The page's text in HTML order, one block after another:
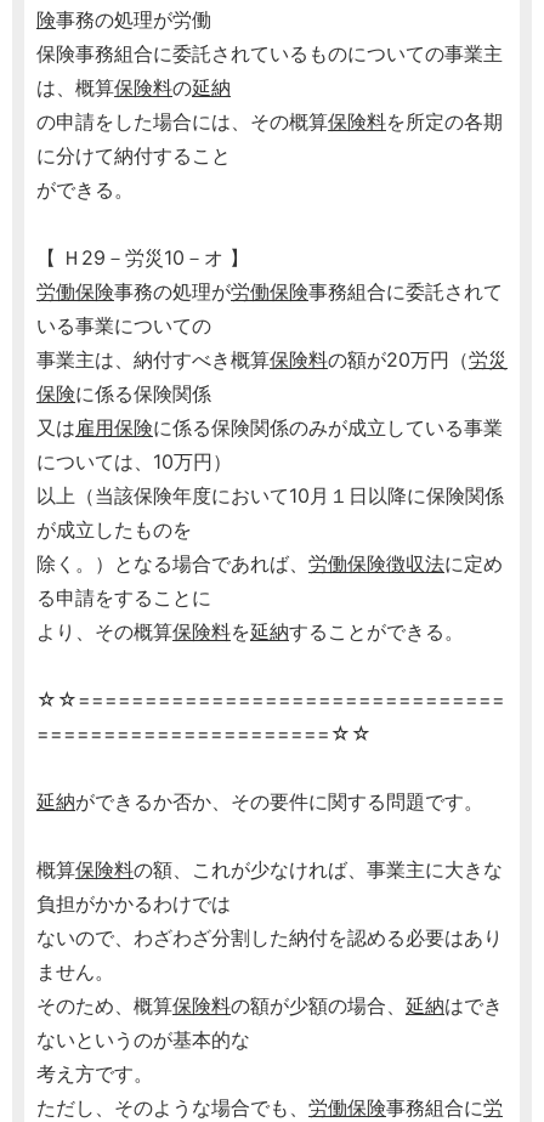
険事務の処理が労働
保険事務組合に委託されているものについての事業主
は、概算保険料の延納
の申請をした場合には、その概算保険料を所定の各期
に分けて納付すること
ができる。
【 Ｈ29－労災10－オ 】
労働保険事務の処理が労働保険事務組合に委託されて
いる事業についての
事業主は、納付すべき概算保険料の額が20万円（労災
保険に係る保険関係
又は雇用保険に係る保険関係のみが成立している事業
については、10万円）
以上（当該保険年度において10月１日以降に保険関係
が成立したものを
除く。）となる場合であれば、 労働保険徴収法に定め
る申請をすることに
より、その概算保険料を延納することができる。
☆☆================================
======================☆☆
延納ができるか否か、その要件に関する問題です。
概算保険料の額、これが少なければ、事業主に大きな
負担がかかるわけでは
ないので、わざわざ分割した納付を認める必要はあり
ません。
そのため、概算保険料の額が少額の場合、 延納はでき
ないというのが基本的な
考え方です。
ただし、そのような場合でも、 労働保険事務組合に労